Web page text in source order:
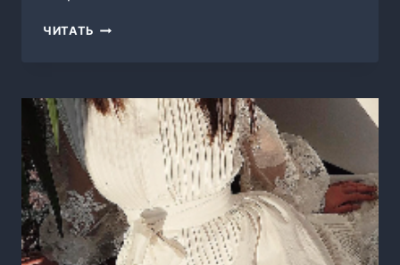
ЧИТАТЬ МЕНТ.
2